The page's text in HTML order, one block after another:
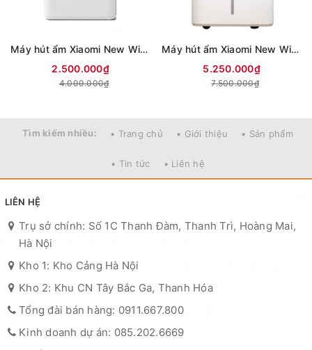
Máy hút ẩm Xiaomi New WideTech 12 lít WDH312ENW1
2.500.000₫
4.000.000₫
Máy hút ẩm Xiaomi New Widetech 30L WDH330EFW1
5.250.000₫
7.500.000₫
Tìm kiếm nhiều: • Trang chủ • Giới thiệu • Sản phẩm
• Tin tức • Liên hệ
LIÊN HỆ
Trụ sở chính: Số 1C Thanh Đàm, Thanh Trì, Hoàng Mai,
Hà Nội
Kho 1: Kho Cảng Hà Nội
Kho 2: Khu CN Tây Bắc Ga, Thanh Hóa
Tổng đài bán hàng: 0911.667.800
Kinh doanh dự án: 085.202.6669